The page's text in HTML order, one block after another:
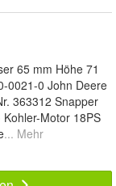
65 mm Höhe 71
0021-0 John Deere
363312 Snapper
Motor 18PS
... Mehr